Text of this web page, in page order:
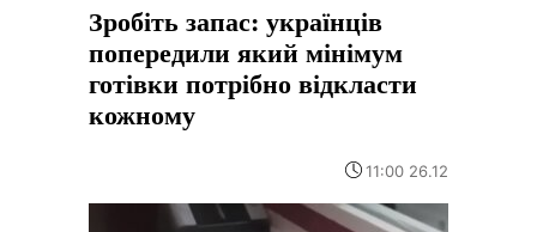
Зробіть запас: українців
попередили який мінімум
готівки потрібно відкласти
кожному
11:00 26.12